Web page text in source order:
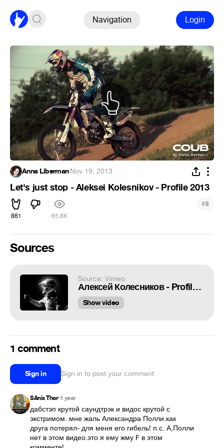
Navigation Login
Anna Liberman·Nov 19, 2013
Let's just stop - Aleksei Kolesnikov - Profile 2013
861 65.8K
#5
Sources
Source: Vimeo
Алексей Колесников - Profile 2013
Show video
1 comment
Sign in Sign in to post your comment
SAnix Thor•1 year
дабстэп крутой саундтрэк и видос крутой с
экстримом. мне жаль Александра Полли.как
друга потерял- для меня его гибель! п.с. А,Полли
нет в этом видео.это я ему жму F в этом